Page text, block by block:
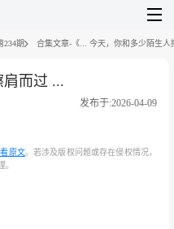
234期 合集文章-《... 今天，你和多少陌生人
而过 ...
发布于:2026-04-09
原文。若涉及版权问题或存在侵权情况，
。